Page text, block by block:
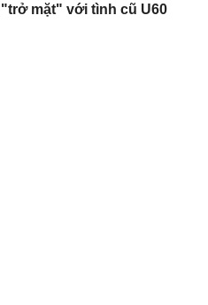
"trở mặt" với tình cũ U60